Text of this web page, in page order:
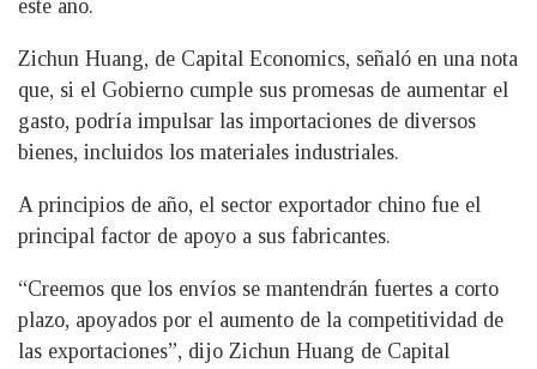
este año.
Zichun Huang, de Capital Economics, señaló en una nota
que, si el Gobierno cumple sus promesas de aumentar el
gasto, podría impulsar las importaciones de diversos
bienes, incluidos los materiales industriales.
A principios de año, el sector exportador chino fue el
principal factor de apoyo a sus fabricantes.
“Creemos que los envíos se mantendrán fuertes a corto
plazo, apoyados por el aumento de la competitividad de
las exportaciones”, dijo Zichun Huang de Capital